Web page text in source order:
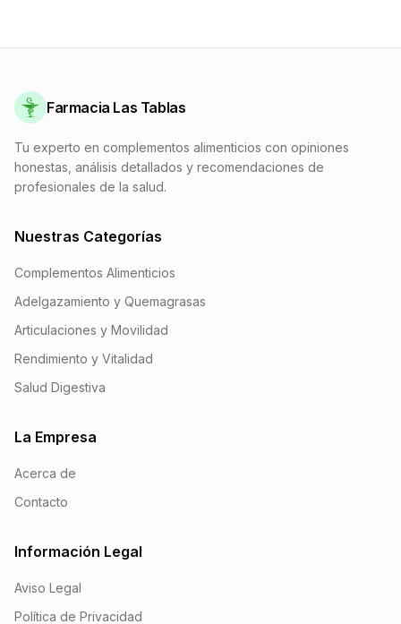
regular.
alimentación, actividad física). En general, se
combinando complementos adelgazantes, dieta
adaptada y ejercicio regular.
Farmacia Las Tablas
Tu experto en complementos alimenticios con opiniones
honestas, análisis detallados y recomendaciones de
profesionales de la salud.
Nuestras Categorías
Complementos Alimenticios
Adelgazamiento y Quemagrasas
Articulaciones y Movilidad
Rendimiento y Vitalidad
Salud Digestiva
La Empresa
Acerca de
Contacto
Información Legal
Aviso Legal
Política de Privacidad